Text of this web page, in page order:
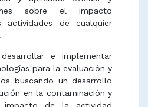
sobre el impacto
actividades de cualquier
desarrollar e implementar
para la evaluación y
buscando un desarrollo
en la contaminación y
impacto de la actividad